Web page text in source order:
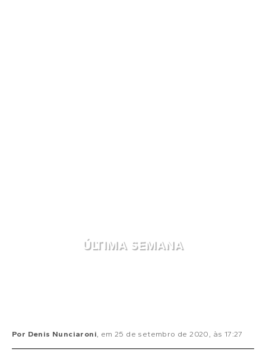
ÚLTIMA SEMANA
Por Denis Nunciaroni, em 25 de setembro de 2020 , às 17:27